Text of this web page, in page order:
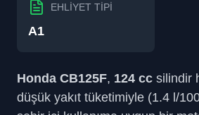
EHLİYET TİPİ
A1
Honda CB125F, 124 cc silindir
düşük yakıt tüketimiyle (1.4 l/